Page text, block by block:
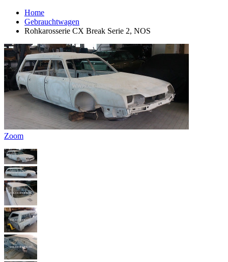
Home
Gebrauchtwagen
Rohkarosserie CX Break Serie 2, NOS
Zoom